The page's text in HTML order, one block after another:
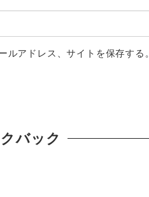
アドレス、サイトを保存する。
バック